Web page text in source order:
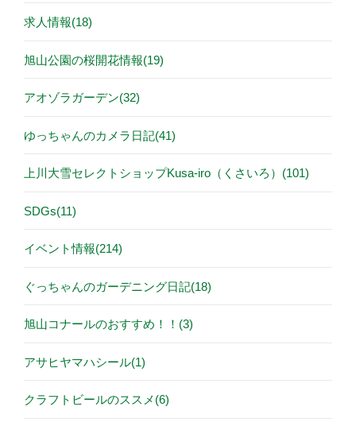
求人情報(18)
旭山公園の桜開花情報(19)
アオゾラガーデン(32)
ゆっちゃんのカメラ日記(41)
上川大雪セレクトショップKusa-iro（くさいろ）(101)
SDGs(11)
イベント情報(214)
ぐっちゃんのガーデニング日記(18)
旭山コナールのおすすめ！！(3)
アサヒヤマハシール(1)
クラフトビールのススメ(6)